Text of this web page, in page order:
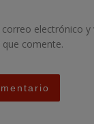
electrónico
comente.